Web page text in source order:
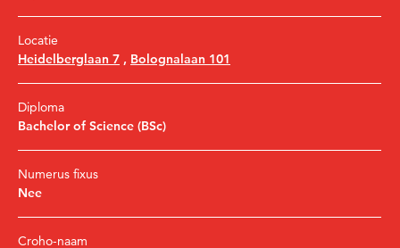
Locatie
Heidelberglaan 7 , Bolognalaan 101
Diploma
Bachelor of Science (BSc)
Numerus fixus
Nee
Croho-naam